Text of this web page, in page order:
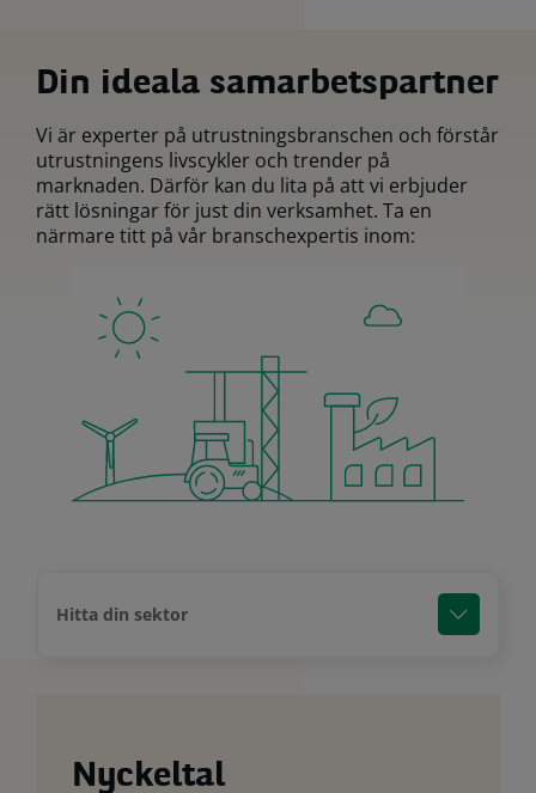
Din ideala samarbetspartner
Vi är experter på utrustningsbranschen och förstår
utrustningens livscykler och trender på
marknaden. Därför kan du lita på att vi erbjuder
rätt lösningar för just din verksamhet. Ta en
närmare titt på vår branschexpertis inom:
Hitta din sektor
Nyckeltal